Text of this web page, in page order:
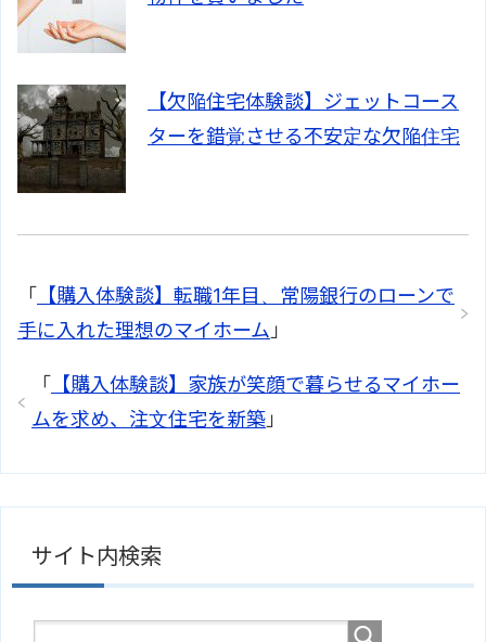
【欠陥住宅体験談】ジェットコース
ターを錯覚させる不安定な欠陥住宅
「
【購入体験談】転職1年目、常陽銀行のローンで
手に入れた理想のマイホーム」
「
【購入体験談】家族が笑顔で暮らせるマイホー
ムを求め、注文住宅を新築」
サイト内検索